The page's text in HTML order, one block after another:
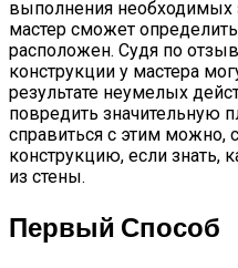
выполнения необходимых
мастер сможет
расположен. Судя по
конструкции у мастера
результате неумелых
повредить значительную
справиться с этим можно,
конструкцию, если знать,
из стены.
Первый Способ